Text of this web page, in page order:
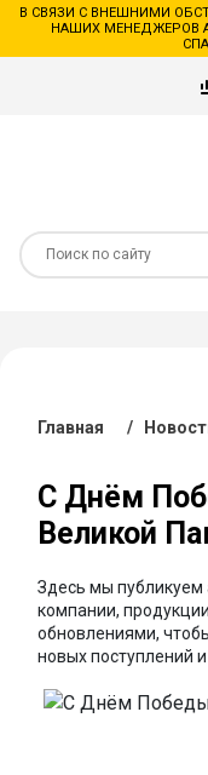
В СВЯЗИ С ВНЕШНИМИ
НАШИХ МЕНЕДЖЕРОВ
Главная /
С Днём
Великой
Здесь мы публикуем
компании,
обновлениями,
новых поступлений